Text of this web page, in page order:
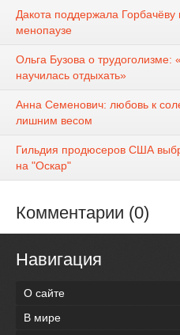
Дакота поддержала
менопаузе
Ольга Бузова о трудоголизме:
научилась отдыхать»
Анна Семенович: любовь к
лишним весом
Гильдия продюсеров США
на "Оскар"
Комментарии (0)
Навигация
О сайте
В мире